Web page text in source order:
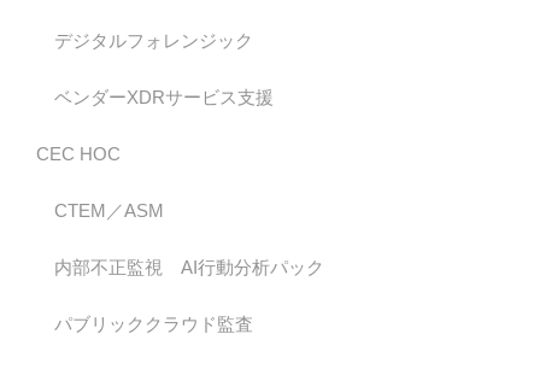
デジタルフォレンジック
ベンダーXDRサービス支援
CEC HOC
CTEM／ASM
内部不正監視 AI行動分析パック
パブリッククラウド監査